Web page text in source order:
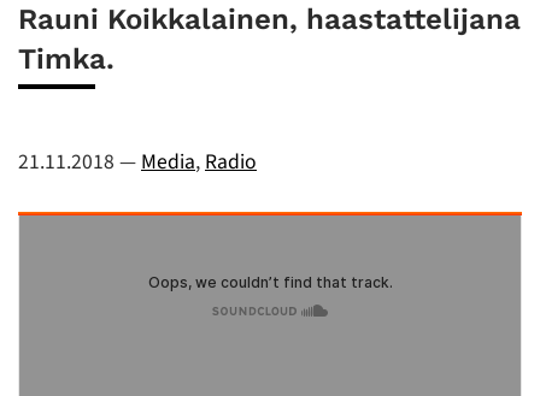
Rauni Koikkalainen, haastattelijana
Timka.
21.11.2018 — Media, Radio